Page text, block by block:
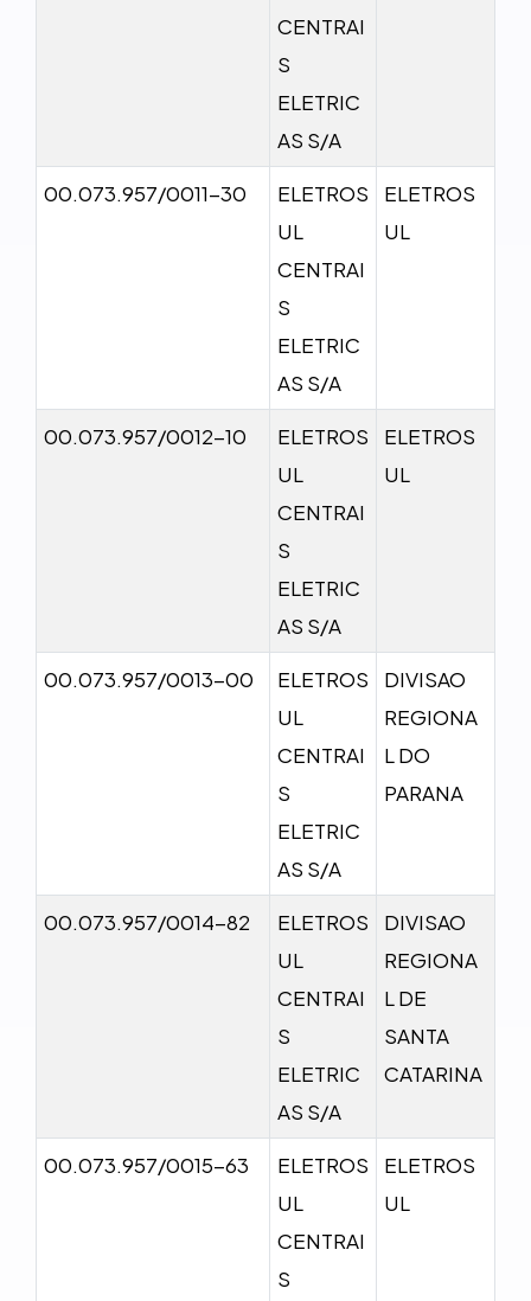
CENTRAI
S
ELETRIC
AS S/A
00.073.957/0011-30
ELETROS
UL
CENTRAI
S
ELETRIC
AS S/A
ELETROS
UL
00.073.957/0012-10
ELETROS
UL
CENTRAI
S
ELETRIC
AS S/A
ELETROS
UL
00.073.957/0013-00
ELETROS
UL
CENTRAI
S
ELETRIC
AS S/A
DIVISAO
REGIONA
L DO
PARANA
00.073.957/0014-82
ELETROS
UL
CENTRAI
S
ELETRIC
AS S/A
DIVISAO
REGIONA
L DE
SANTA
CATARINA
00.073.957/0015-63
ELETROS
UL
CENTRAI
S
ELETROS
UL